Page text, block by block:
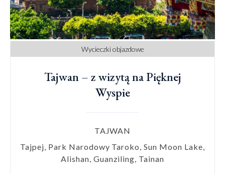
Wycieczki objazdowe
Tajwan – z wizytą na Pięknej
Wyspie
TAJWAN
Tajpej, Park Narodowy Taroko, Sun Moon Lake,
Alishan, Guanziling, Tainan